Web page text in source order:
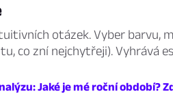
otázek. Vyber barvu,
co zní nejchytřeji). Vyhrává
Jaké je mé roční období?